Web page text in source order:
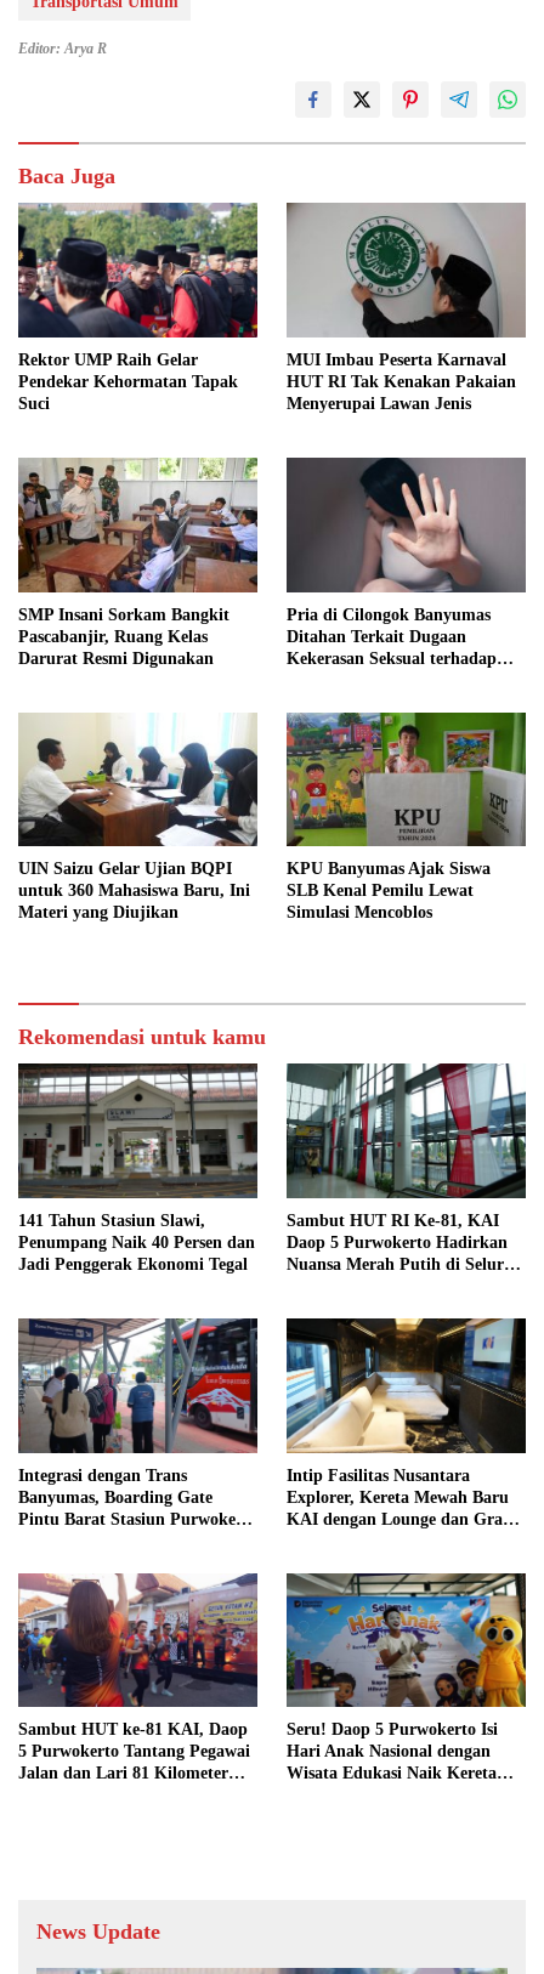
Editor: Arya R
Baca Juga
Rektor UMP Raih Gelar
Pendekar Kehormatan Tapak
Suci
MUI Imbau Peserta Karnaval
HUT RI Tak Kenakan Pakaian
Menyerupai Lawan Jenis
SMP Insani Sorkam Bangkit
Pascabanjir, Ruang Kelas
Darurat Resmi Digunakan
Pria di Cilongok Banyumas
Ditahan Terkait Dugaan
Kekerasan Seksual terhadap
UIN Saizu Gelar Ujian BQPI
untuk 360 Mahasiswa Baru, Ini
Materi yang Diujikan
KPU Banyumas Ajak Siswa
SLB Kenal Pemilu Lewat
Simulasi Mencoblos
Rekomendasi untuk kamu
141 Tahun Stasiun Slawi,
Penumpang Naik 40 Persen dan
Jadi Penggerak Ekonomi Tegal
Sambut HUT RI Ke-81, KAI
Daop 5 Purwokerto Hadirkan
Nuansa Merah Putih di Seluruh
Integrasi dengan Trans
Banyumas, Boarding Gate
Pintu Barat Stasiun Purwokerto
Intip Fasilitas Nusantara
Explorer, Kereta Mewah Baru
KAI dengan Lounge dan Grand
Sambut HUT ke-81 KAI, Daop
5 Purwokerto Tantang Pegawai
Jalan dan Lari 81 Kilometer
Seru! Daop 5 Purwokerto Isi
Hari Anak Nasional dengan
Wisata Edukasi Naik Kereta
News Update